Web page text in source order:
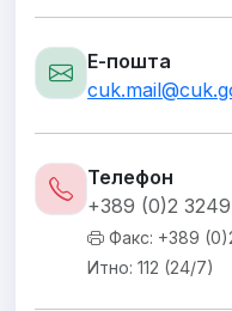
Е-пошта
Телефон
+389 (0)2 3249
Факс: +389
Итно: 112 (24/7)